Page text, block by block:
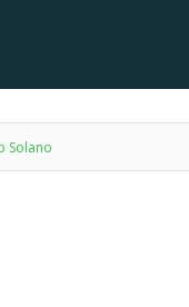
Solano